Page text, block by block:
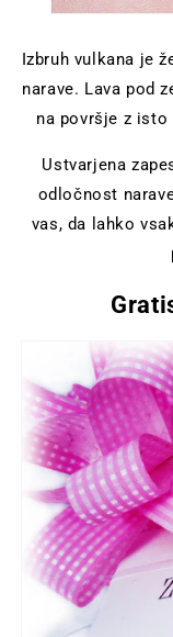
Izbruh vulkana je
narave. Lava pod
na površje z
Ustvarjena
odločnost
vas, da lahko